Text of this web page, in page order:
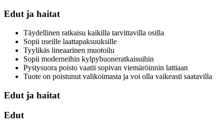
Edut ja haitat
Täydellinen ratkaisu kaikilla tarvittavilla osilla
Sopii useille laattapaksuuksille
Tyylikäs lineaarinen muotoilu
Sopii moderneihin kylpyhuoneratkaisuihin
Pystysuora poisto vaatii sopivan viemäröinnin lattiaan
Tuote on poistunut valikoimasta ja voi olla vaikeasti saatavilla
Edut ja haitat
Edut